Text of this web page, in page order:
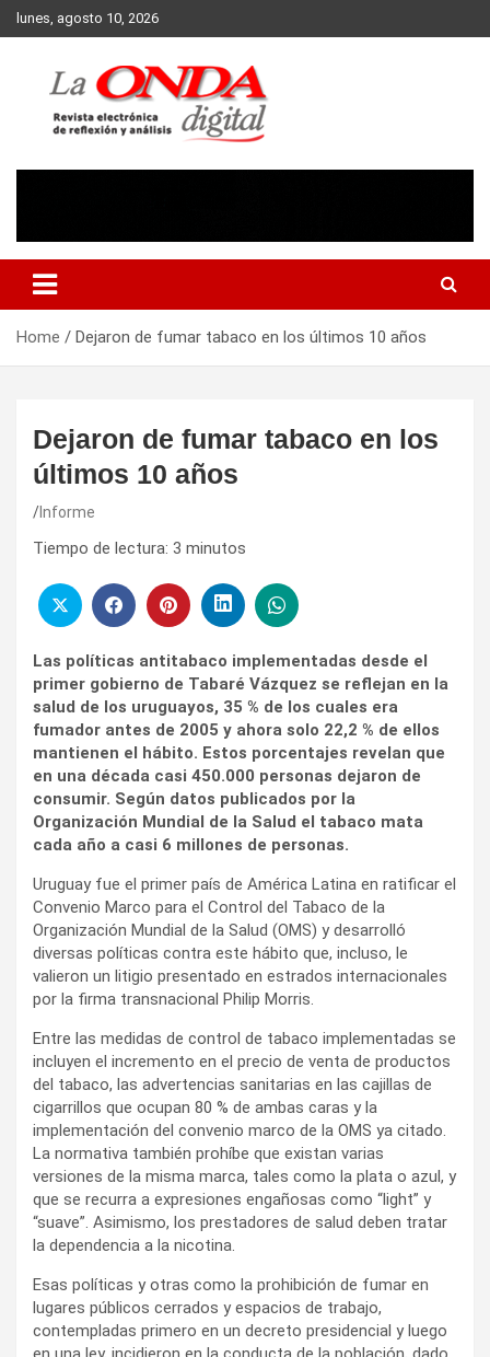
Skip
to
lunes, agosto 10, 2026
Home Dejaron de fumar tabaco en los últimos 10 años
Dejaron de fumar tabaco en los
últimos 10 años
Informe
Tiempo de lectura: 3 minutos
Las políticas antitabaco implementadas desde el
primer gobierno de Tabaré Vázquez se reflejan en la
salud de los uruguayos, 35 % de los cuales era
fumador antes de 2005 y ahora solo 22,2 % de ellos
mantienen el hábito. Estos porcentajes revelan que
en una década casi 450.000 personas dejaron de
consumir. Según datos publicados por la
Organización Mundial de la Salud el tabaco mata
cada año a casi 6 millones de personas.
Uruguay fue el primer país de América Latina en ratificar el
Convenio Marco para el Control del Tabaco de la
Organización Mundial de la Salud (OMS) y desarrolló
diversas políticas contra este hábito que, incluso, le
valieron un litigio presentado en estrados internacionales
por la firma transnacional Philip Morris.
Entre las medidas de control de tabaco implementadas se
incluyen el incremento en el precio de venta de productos
del tabaco, las advertencias sanitarias en las cajillas de
cigarrillos que ocupan 80 % de ambas caras y la
implementación del convenio marco de la OMS ya citado.
La normativa también prohíbe que existan varias
versiones de la misma marca, tales como la plata o azul, y
que se recurra a expresiones engañosas como “light” y
“suave”. Asimismo, los prestadores de salud deben tratar
la dependencia a la nicotina.
Esas políticas y otras como la prohibición de fumar en
lugares públicos cerrados y espacios de trabajo,
contempladas primero en un decreto presidencial y luego